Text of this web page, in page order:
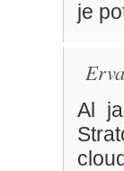
je
Al